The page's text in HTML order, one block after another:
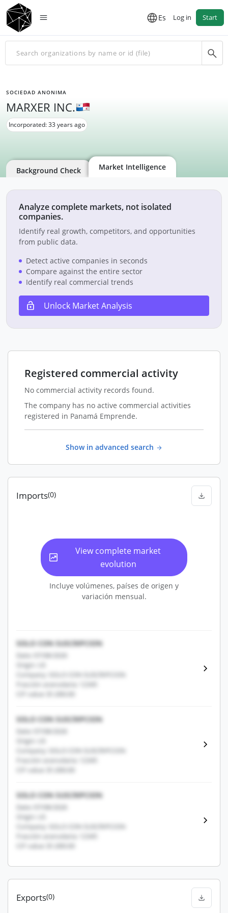
Es Log in Start
SOCIEDAD ANONIMA
MARXER INC.
Incorporated: 33 years ago
Background Check Market Intelligence
Analyze complete markets, not isolated
companies.
Identify real growth, competitors, and opportunities
from public data.
Detect active companies in seconds
Compare against the entire sector
Identify real commercial trends
Unlock Market Analysis
Registered commercial activity
No commercial activity records found.
The company has no active commercial activities
registered in Panamá Emprende.
Show in advanced search
Imports(0)
View complete market
evolution
Incluye volúmenes, países de origen y
variación mensual.
SOLO CON SUSCRIPCION
Date: 07/08/2026
Origin: US
Company: SOLO CON SUSCRIPCION
Fracción arancelaria: 12345
CIF value: $1,000.00
SOLO CON SUSCRIPCION
Date: 07/08/2026
Origin: US
Company: SOLO CON SUSCRIPCION
Fracción arancelaria: 12345
CIF value: $1,000.00
SOLO CON SUSCRIPCION
Date: 07/08/2026
Origin: US
Company: SOLO CON SUSCRIPCION
Fracción arancelaria: 12345
CIF value: $1,000.00
Exports(0)